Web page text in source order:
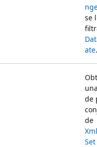
se
ate.
de
de
Set